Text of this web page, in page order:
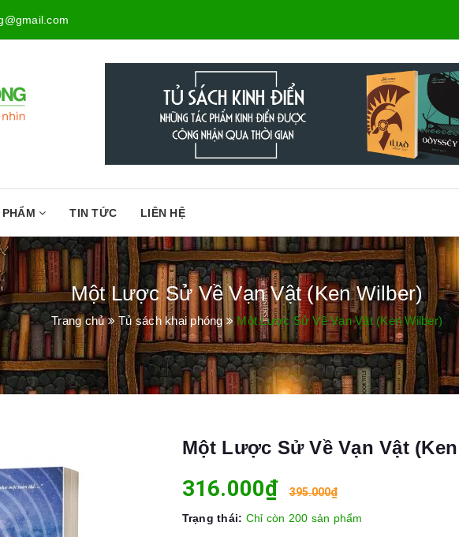
TIN TỨC LIÊN HỆ
Một Lược Sử Về Vạn Vật (Ken Wilber)
Trang chủ Tủ sách khai phóng Một Lược Sử Về Vạn Vật (Ken Wilber)
Một Lược Sử Về Vạn Vật
316.000₫ 395.000₫
Trạng thái: Chỉ còn 200 sản phẩm